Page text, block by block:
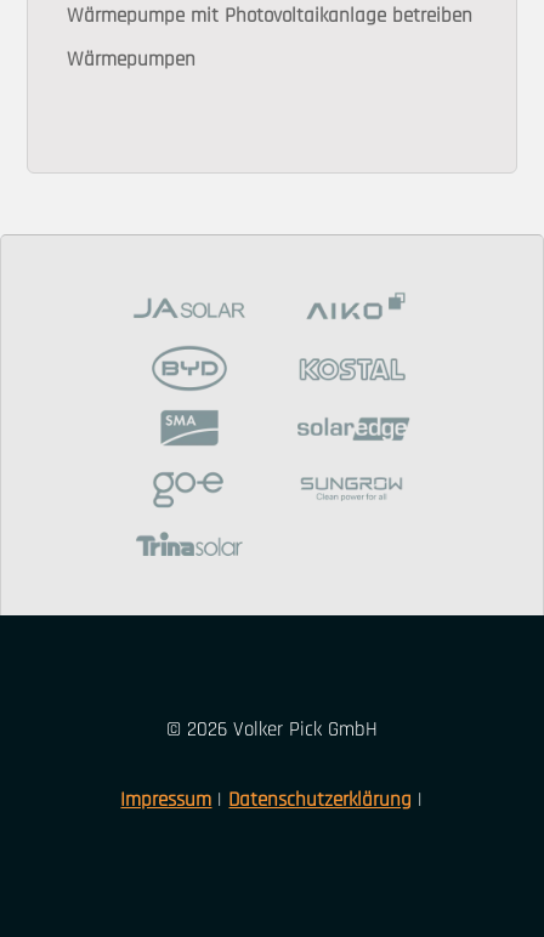
Wärmepumpe mit Photovoltaikanlage betreiben
Wärmepumpen
© 2026 Volker Pick GmbH
Impressum | Datenschutzerklärung |